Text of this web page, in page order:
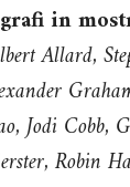
in
Allard,
Jodi Cobb,
Robin